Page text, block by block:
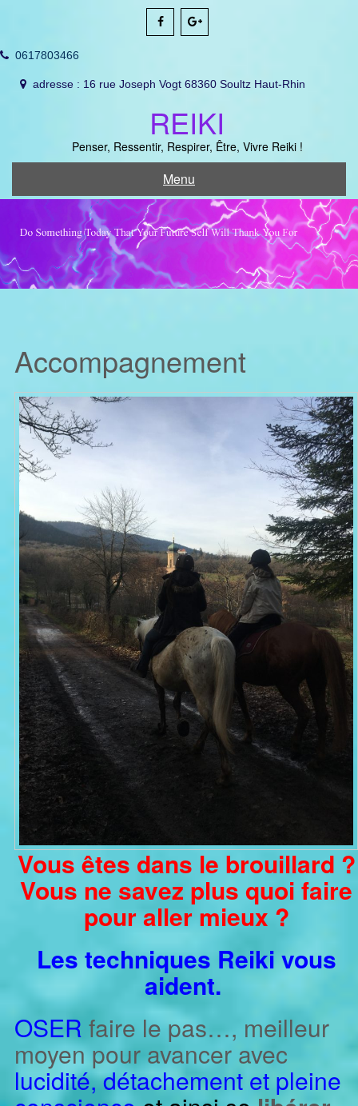
0617803466
adresse : 16 rue Joseph Vogt 68360 Soultz Haut-Rhin
REIKI
Penser, Ressentir, Respirer, Être, Vivre Reiki !
Menu
Accompagnement
Vous êtes dans le brouillard ?
Vous ne savez plus quoi faire
pour aller mieux ?
Les techniques Reiki vous
aident.
OSER faire le pas…, meilleur
moyen pour avancer avec
lucidité, détachement et pleine